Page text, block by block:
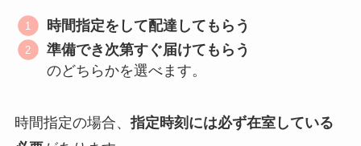
時間指定をして配達してもらう
準備でき次第すぐ届けてもらう
のどちらかを選べます。
時間指定の場合、 指定時刻には必ず在室している